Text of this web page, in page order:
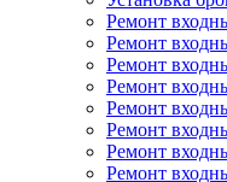
Ремонт
Ремонт
Ремонт
Ремонт
Ремонт
Ремонт
Ремонт
Ремонт